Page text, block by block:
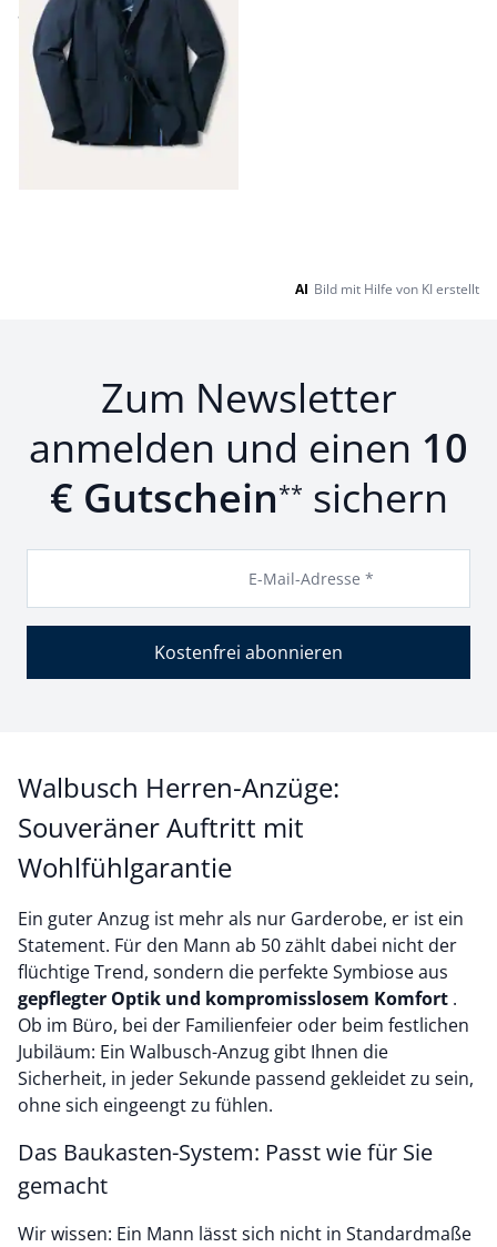
ab
€ 249,99
AI Bild mit Hilfe von KI erstellt
Zum Newsletter
anmelden und einen 10
€ Gutschein** sichern
E-Mail-Adresse *
Kostenfrei abonnieren
Walbusch Herren-Anzüge:
Souveräner Auftritt mit
Wohlfühlgarantie
Ein guter Anzug ist mehr als nur Garderobe, er ist ein
Statement. Für den Mann ab 50 zählt dabei nicht der
flüchtige Trend, sondern die perfekte Symbiose aus
gepflegter Optik und kompromisslosem Komfort .
Ob im Büro, bei der Familienfeier oder beim festlichen
Jubiläum: Ein Walbusch-Anzug gibt Ihnen die
Sicherheit, in jeder Sekunde passend gekleidet zu sein,
ohne sich eingeengt zu fühlen.
Das Baukasten-System: Passt wie für Sie
gemacht
Wir wissen: Ein Mann lässt sich nicht in Standardmaße